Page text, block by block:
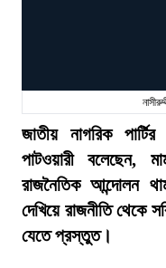
জাতীয় নাগরিক
পাটওয়ারী বলেছেন,
রাজনৈতিক আন্দোলন
দেখিয়ে রাজনীতি থেকে
যেতে প্রস্তুত।